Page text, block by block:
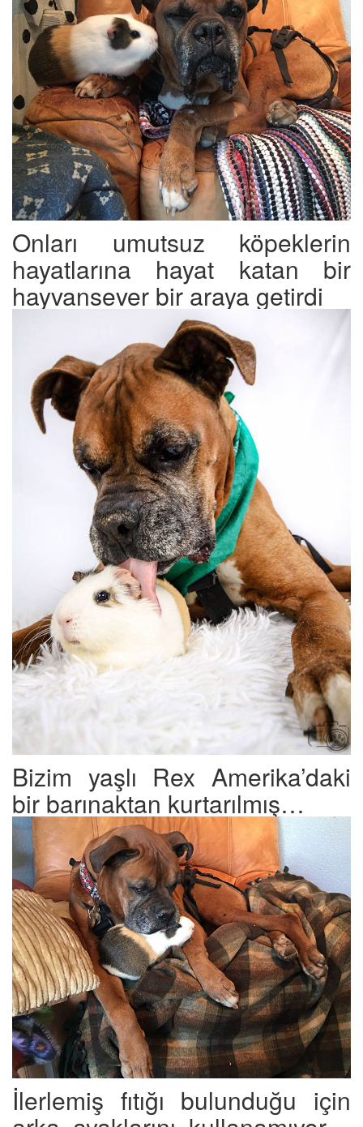
Onları umutsuz köpeklerin
hayatlarına hayat katan bir
hayvansever bir araya getirdi
Bizim yaşlı Rex Amerika’daki
bir barınaktan kurtarılmış…
İlerlemiş fıtığı bulunduğu için